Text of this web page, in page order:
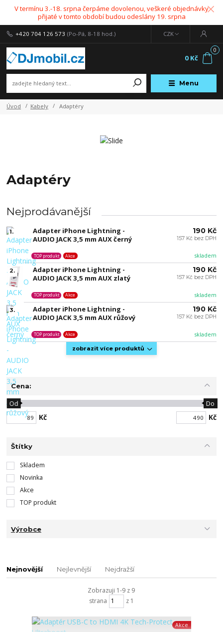
V termínu 3.-18. srpna čerpáme dovolenou, veškeré objednávky
přijaté v tomto období budou odeslány 19. srpna
Menu
CZK
+420 704 126 573 (Po-Pá, 8-18 hod.)
0
0 Kč
Úvod Kabely Adaptéry
Adaptéry
Nejprodávanější
1.
Adapter iPhone Lightning -
AUDIO JACK 3,5 mm AUX černý
skladem
TOP produkt Akce
190 Kč
157 Kč bez DPH
2.
Adapter iPhone Lightning -
AUDIO JACK 3,5 mm AUX zlatý
skladem
TOP produkt Akce
190 Kč
157 Kč bez DPH
3.
Adapter iPhone Lightning -
AUDIO JACK 3,5 mm AUX růžový
skladem
TOP produkt Akce
190 Kč
157 Kč bez DPH
zobrazit více produktů
Cena:
Kč
Od Do
Kč
Štítky
Skladem
Novinka
Akce
TOP produkt
Výrobce
Nejnovější Nejlevnější Nejdražší
Zobrazuji 1-9 z 9
strana
z 1
Akce